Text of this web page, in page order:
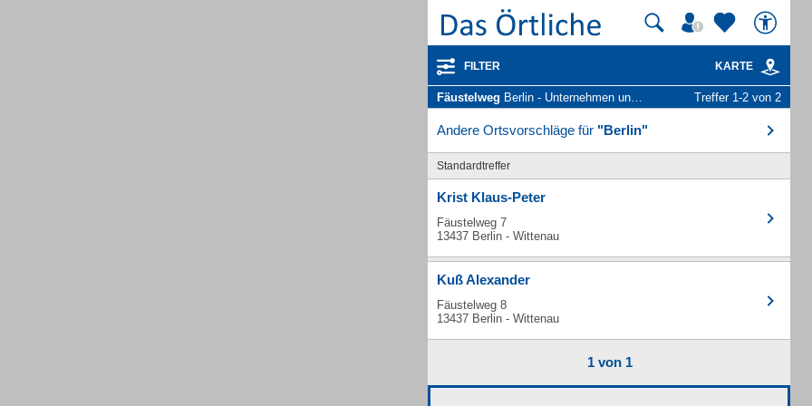
FILTER KARTE
Fäustelweg Berlin - Unternehmen und Personen Treffer 1-2 von 2
Andere Ortsvorschläge für "Berlin"
Standardtreffer
Krist Klaus-Peter
Fäustelweg 7
13437 Berlin - Wittenau
Kuß Alexander
Fäustelweg 8
13437 Berlin - Wittenau
1 von 1